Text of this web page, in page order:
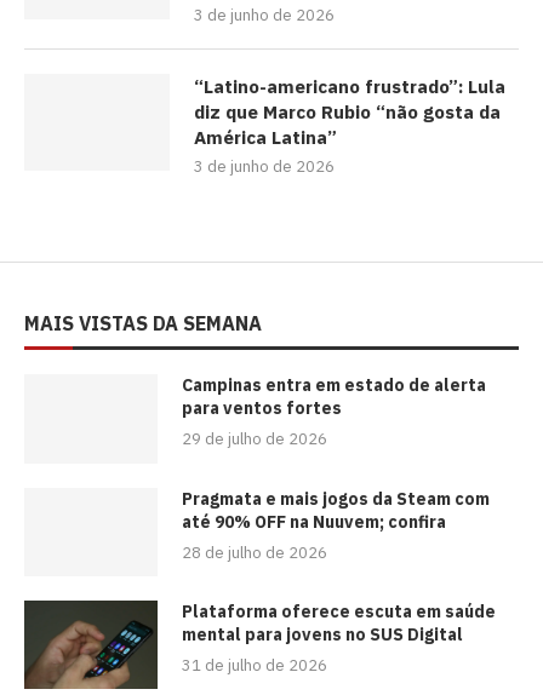
3 de junho de 2026
“Latino-americano frustrado”: Lula
diz que Marco Rubio “não gosta da
América Latina”
3 de junho de 2026
MAIS VISTAS DA SEMANA
Campinas entra em estado de alerta
para ventos fortes
29 de julho de 2026
Pragmata e mais jogos da Steam com
até 90% OFF na Nuuvem; confira
28 de julho de 2026
Plataforma oferece escuta em saúde
mental para jovens no SUS Digital
31 de julho de 2026